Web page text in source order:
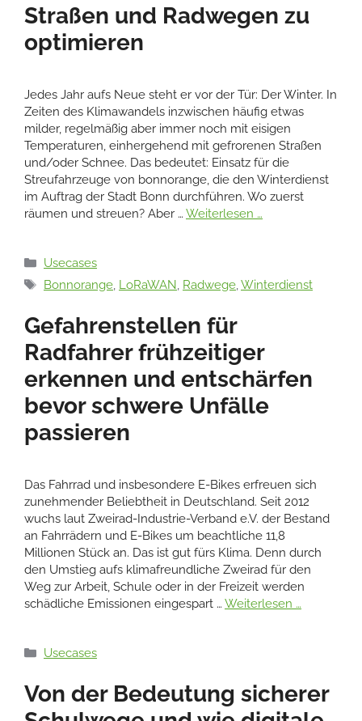
Straßen und Radwegen zu
optimieren
Jedes Jahr aufs Neue steht er vor der Tür: Der Winter. In
Zeiten des Klimawandels inzwischen häufig etwas
milder, regelmäßig aber immer noch mit eisigen
Temperaturen, einhergehend mit gefrorenen Straßen
und/oder Schnee. Das bedeutet: Einsatz für die
Streufahrzeuge von bonnorange, die den Winterdienst
im Auftrag der Stadt Bonn durchführen. Wo zuerst
räumen und streuen? Aber … Weiterlesen …
Kategorien
Usecases
Schlagwörter
Bonnorange, LoRaWAN, Radwege,Winterdienst
Gefahrenstellen für
Radfahrer frühzeitiger
erkennen und entschärfen
bevor schwere Unfälle
passieren
Das Fahrrad und insbesondere E-Bikes erfreuen sich
zunehmender Beliebtheit in Deutschland. Seit 2012
wuchs laut Zweirad-Industrie-Verband e.V. der Bestand
an Fahrrädern und E-Bikes um beachtliche 11,8
Millionen Stück an. Das ist gut fürs Klima. Denn durch
den Umstieg aufs klimafreundliche Zweirad für den
Weg zur Arbeit, Schule oder in der Freizeit werden
schädliche Emissionen eingespart … Weiterlesen …
Kategorien
Usecases
Von der Bedeutung sicherer